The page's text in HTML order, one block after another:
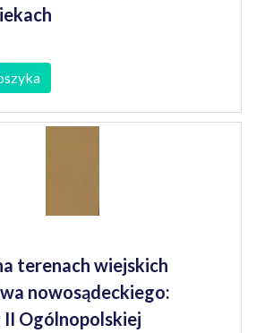
terenach wiejskich
nowosądeckiego:
II Ogólnopolskiej